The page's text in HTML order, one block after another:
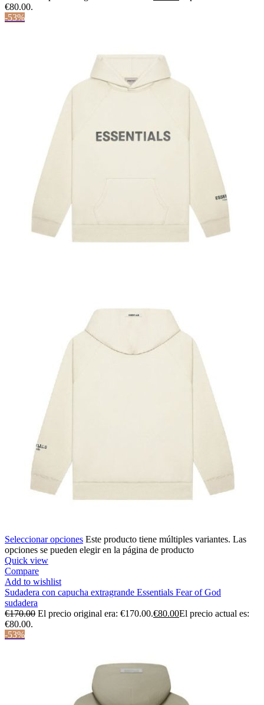
€80.00.
-53%
Seleccionar opciones Este producto tiene múltiples variantes. Las
opciones se pueden elegir en la página de producto
Quick view
Compare
Add to wishlist
Sudadera con capucha extragrande Essentials Fear of God
sudadera
€170.00 El precio original era: €170.00.€80.00El precio actual es:
€80.00.
-53%